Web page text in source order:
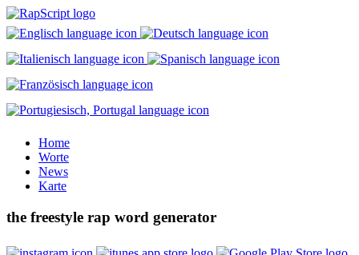
Home
Worte
News
Karte
the freestyle rap word generator